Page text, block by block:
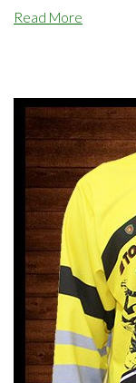
Read More